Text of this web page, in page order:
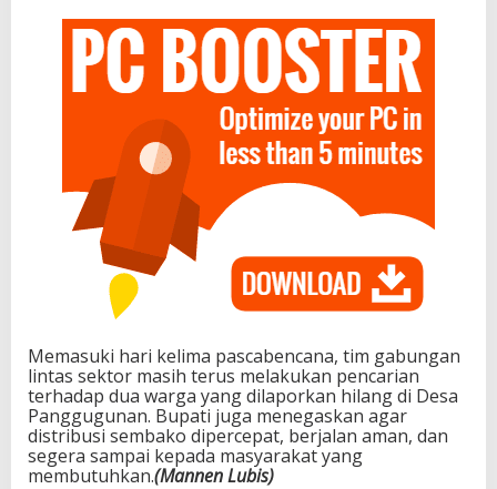
Memasuki hari kelima pascabencana, tim gabungan
lintas sektor masih terus melakukan pencarian
terhadap dua warga yang dilaporkan hilang di Desa
Panggugunan. Bupati juga menegaskan agar
distribusi sembako dipercepat, berjalan aman, dan
segera sampai kepada masyarakat yang
membutuhkan.(Mannen Lubis)